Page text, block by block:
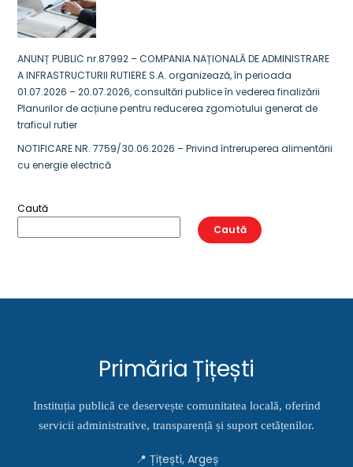
ANUNȚ PUBLIC nr.87992 – COMPANIA NAȚIONALĂ DE ADMINISTRARE
A INFRASTRUCTURII RUTIERE S.A. organizează, în perioada
01.07.2026 – 20.07.2026, consultări publice în vederea finalizării
Planurilor de acțiune pentru reducerea zgomotului generat de
traficul rutier
NOTIFICARE NR. 7759/30.06.2026 – Privind întreruperea alimentării
cu energie electrică
Caută
Caută
Primăria Țițești
Instituția publică ce deservește comunitatea locală, oferind
servicii administrative, transparență și suport cetățenilor.
📍 Țițești, Argeș